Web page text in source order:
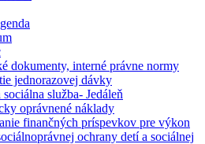
dokumenty, interné právne normy
jednorazovej dávky
služba- Jedáleň
oprávnené náklady
finančných príspevkov pre výkon
ochrany detí a sociálnej